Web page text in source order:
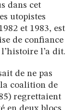
dans cet
utopistes
et 1983, est
de confiance
l’a dit.
de ne pas
coalition de
regrettaient